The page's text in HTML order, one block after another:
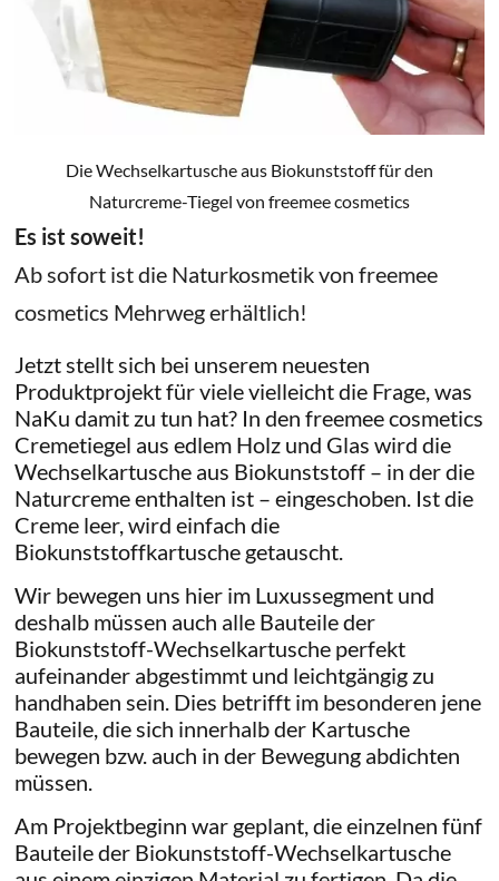
Die Wechselkartusche aus Biokunststoff für den
Naturcreme-Tiegel von freemee cosmetics
Es ist soweit!
Ab sofort ist die Naturkosmetik von freemee
cosmetics Mehrweg erhältlich!
Jetzt stellt sich bei unserem neuesten
Produktprojekt für viele vielleicht die Frage, was
NaKu damit zu tun hat? In den freemee cosmetics
Cremetiegel aus edlem Holz und Glas wird die
Wechselkartusche aus Biokunststoff – in der die
Naturcreme enthalten ist – eingeschoben. Ist die
Creme leer, wird einfach die
Biokunststoffkartusche getauscht.
Wir bewegen uns hier im Luxussegment und
deshalb müssen auch alle Bauteile der
Biokunststoff-Wechselkartusche perfekt
aufeinander abgestimmt und leichtgängig zu
handhaben sein. Dies betrifft im besonderen jene
Bauteile, die sich innerhalb der Kartusche
bewegen bzw. auch in der Bewegung abdichten
müssen.
Am Projektbeginn war geplant, die einzelnen fünf
Bauteile der Biokunststoff-Wechselkartusche